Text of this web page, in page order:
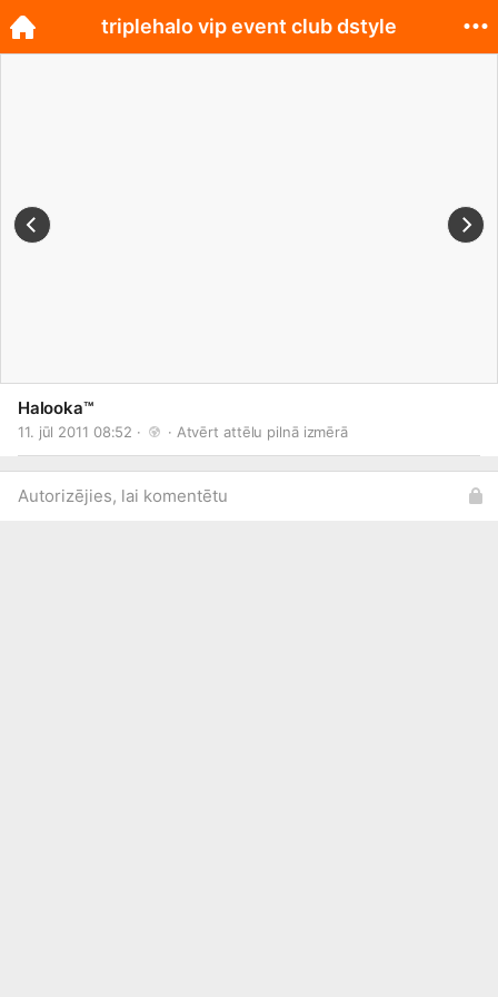
Halooka™
11. jūl 2011 08:52 · · Atvērt attēlu pilnā izmērā
Autorizējies, lai komentētu
triplehalo vip event club dstyle